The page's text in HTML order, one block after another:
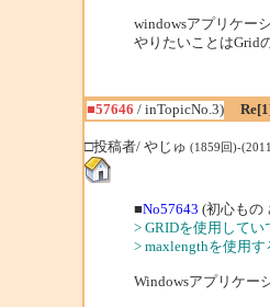
windowsアプリケー
やりたいことはGrid
■57646 / inTopicNo.3)
□投稿者/ やじゅ (1859回)-
■No57643 (初心もの
> GRIDを使用して
> maxlengthを使用
Windowsアプリケー